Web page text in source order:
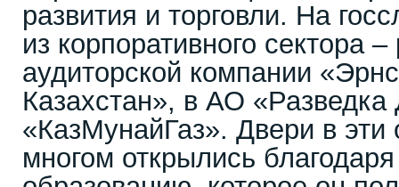
развития и торговли. На
из корпоративного сектора
аудиторской компании
Казахстан», в АО
«КазМунайГаз». Двери в эти
многом открылись